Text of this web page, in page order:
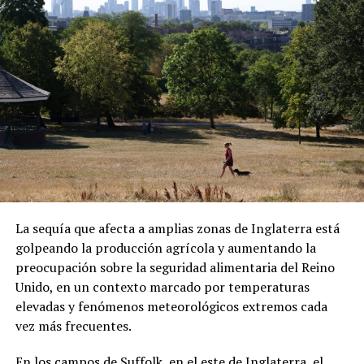
capital centroafricana.
ADVERTISEMENT
Sánchez también denunció que los migrantes fueron
presionados para abordar el vuelo. Las declaraciones
confirmadas de manera independiente.
Una vez en República Centroafricana, las autoridades
locales les comunicaron que podrían permanecer
temporalmente en el país bajo un visado. Sin embargo,
Sánchez aseguró que existen restricciones para
La sequía que afecta a amplias zonas de Inglaterra está
golpeando la producción agrícola y aumentando la
preocupación sobre la seguridad alimentaria del Reino
Unido, en un contexto marcado por temperaturas
elevadas y fenómenos meteorológicos extremos cada
vez más frecuentes.